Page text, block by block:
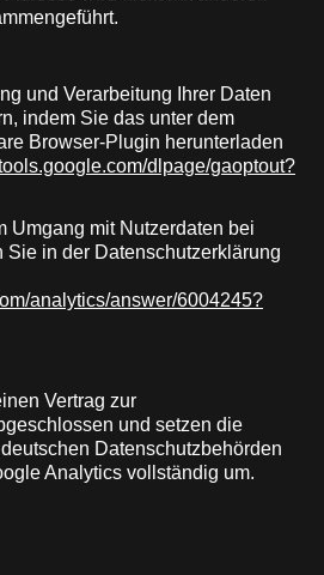
und Verarbeitung Ihrer Daten
indem Sie das unter dem
Browser-Plugin herunterladen
dlpage/gaoptout?
Umgang mit Nutzerdaten bei
Sie in der Datenschutzerklärung
analytics/answer/6004245?
Vertrag zur
und setzen die
Datenschutzbehörden
Analytics vollständig um.